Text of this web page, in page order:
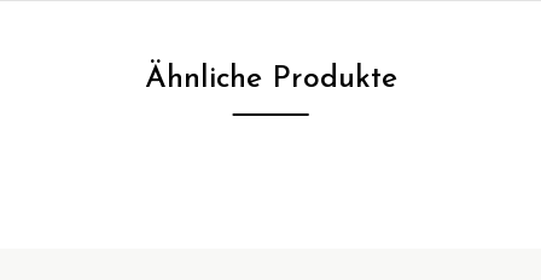
Ähnliche Produkte